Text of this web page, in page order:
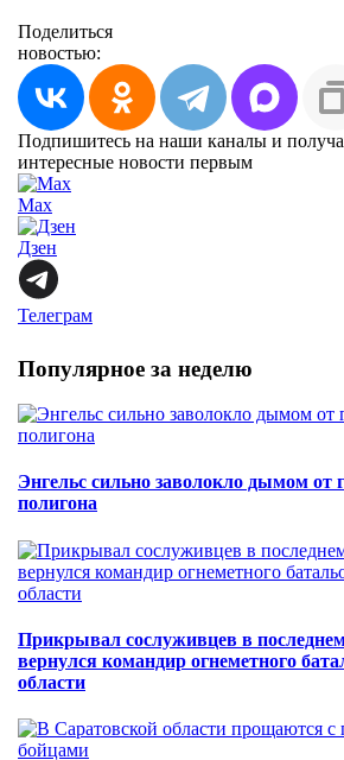
Поделиться
новостью:
Подпишитесь на наши каналы и
интересные новости первым
Max
Дзен
Телеграм
Популярное за неделю
Энгельс сильно заволокло дымом от
полигона
Прикрывал сослуживцев в
вернулся командир огнеметного
области